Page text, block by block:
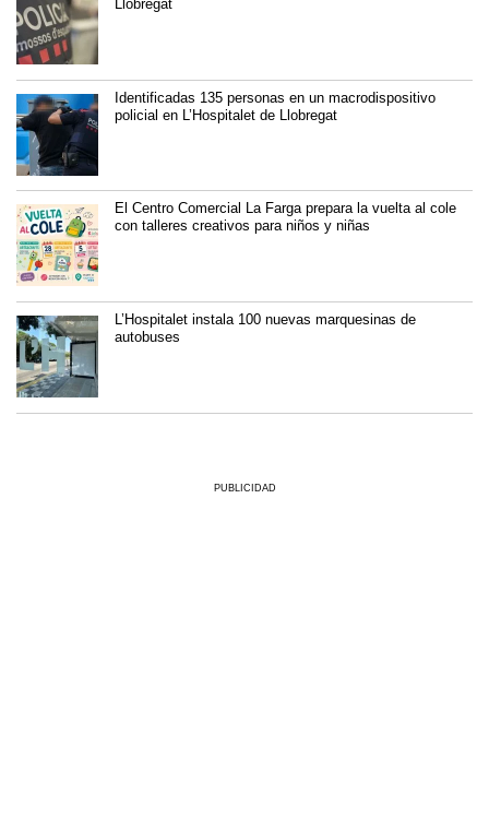
Llobregat
Identificadas 135 personas en un macrodispositivo
policial en L’Hospitalet de Llobregat
El Centro Comercial La Farga prepara la vuelta al cole
con talleres creativos para niños y niñas
L’Hospitalet instala 100 nuevas marquesinas de
autobuses
PUBLICIDAD